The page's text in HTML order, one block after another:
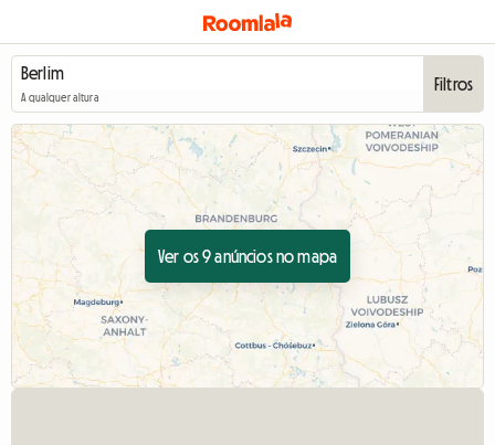
A qualquer altura
Filtros
Ver os 9 anúncios no mapa